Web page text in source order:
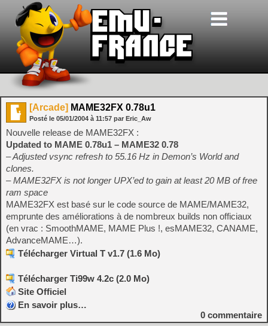
[Arcade] MAME32FX 0.78u1
Posté le 05/01/2004 à 11:57 par Eric_Aw
Nouvelle release de MAME32FX :
Updated to MAME 0.78u1 – MAME32 0.78
– Adjusted vsync refresh to 55.16 Hz in Demon’s World and
clones.
– MAME32FX is not longer UPX’ed to gain at least 20 MB of free
ram space
MAME32FX est basé sur le code source de MAME/MAME32,
emprunte des améliorations à de nombreux builds non officiaux
(en vrac : SmoothMAME, MAME Plus !, esMAME32, CANAME,
AdvanceMAME…).
Télécharger Virtual T v1.7 (1.6 Mo)
Télécharger Ti99w 4.2c (2.0 Mo)
Site Officiel
En savoir plus…
0 commentaire